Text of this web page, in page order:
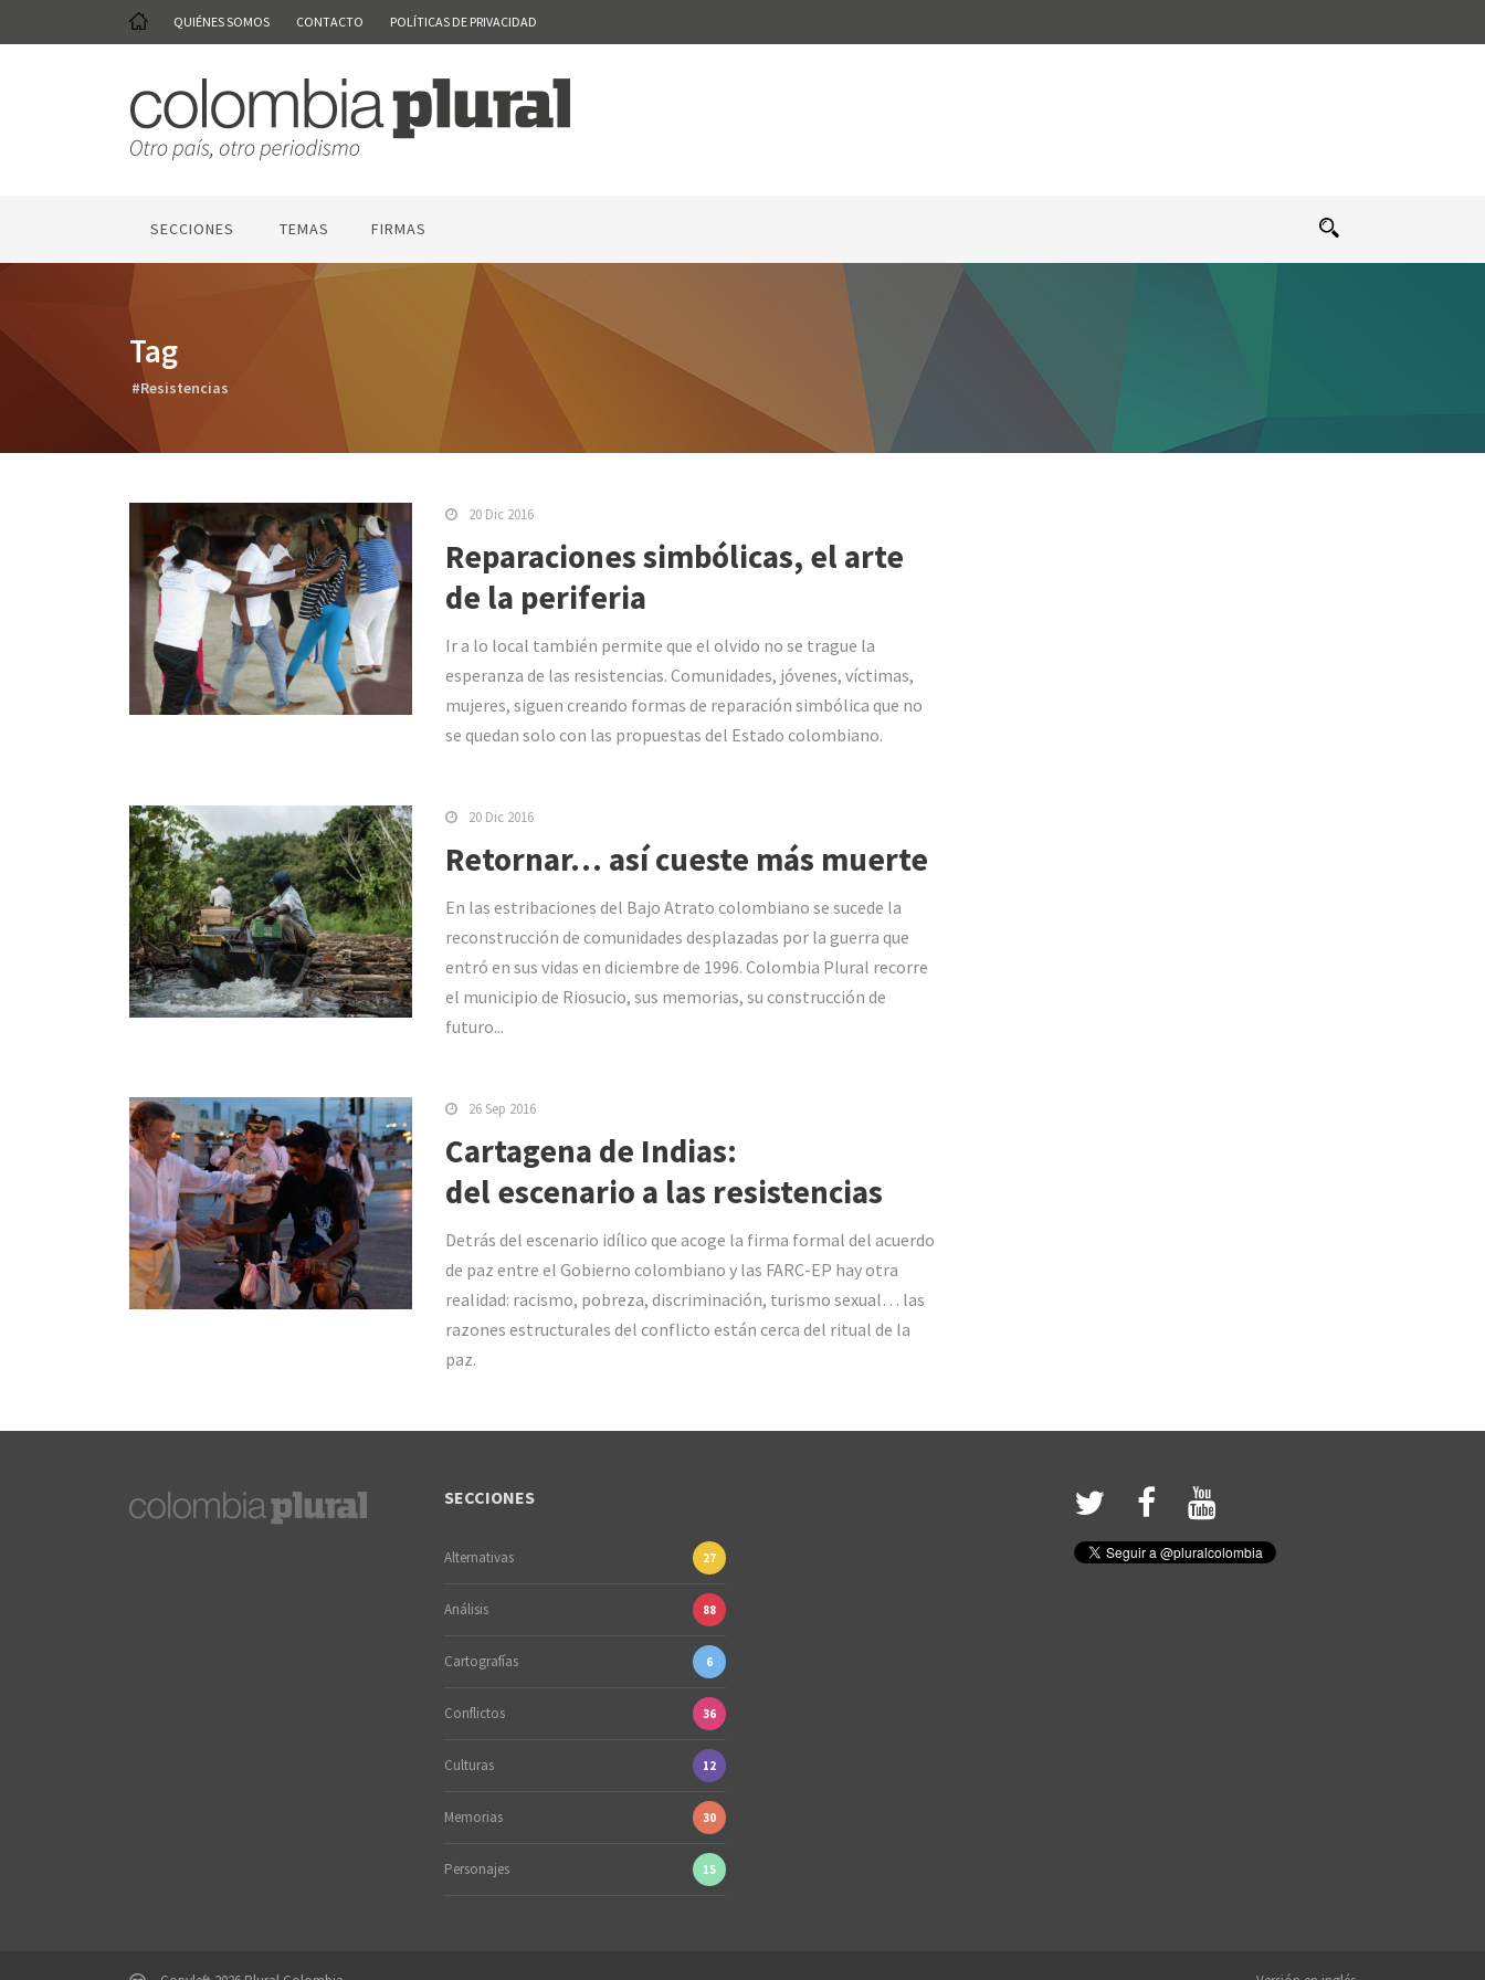
QUIÉNES SOMOS CONTACTO POLÍTICAS DE PRIVACIDAD
SECCIONES TEMAS FIRMAS
Tag
#Resistencias
20 Dic 2016
Reparaciones simbólicas, el arte
de la periferia
Ir a lo local también permite que el olvido no se trague la
esperanza de las resistencias. Comunidades, jóvenes, víctimas,
mujeres, siguen creando formas de reparación simbólica que no
se quedan solo con las propuestas del Estado colombiano.
20 Dic 2016
Retornar… así cueste más muerte
En las estribaciones del Bajo Atrato colombiano se sucede la
reconstrucción de comunidades desplazadas por la guerra que
entró en sus vidas en diciembre de 1996. Colombia Plural recorre
el municipio de Riosucio, sus memorias, su construcción de
futuro...
26 Sep 2016
Cartagena de Indias:
del escenario a las resistencias
Detrás del escenario idílico que acoge la firma formal del acuerdo
de paz entre el Gobierno colombiano y las FARC-EP hay otra
realidad: racismo, pobreza, discriminación, turismo sexual… las
razones estructurales del conflicto están cerca del ritual de la
paz.
SECCIONES
Alternativas 27
Análisis 88
Cartografías 6
Conflictos 36
Culturas 12
Memorias 30
Personajes 15